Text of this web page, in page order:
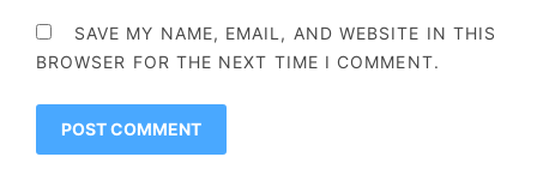
SAVE MY NAME, EMAIL, AND WEBSITE IN THIS
BROWSER FOR THE NEXT TIME I COMMENT.